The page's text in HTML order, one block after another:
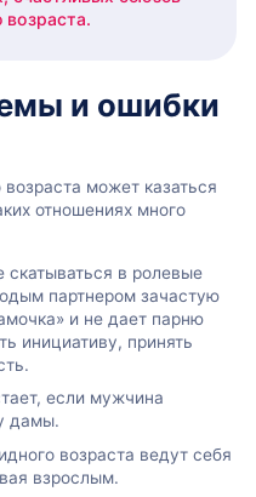
возраста.
и ошибки
может казаться
отношениях много
в ролевые
партнером зачастую
и не дает парню
инициативу, принять
если мужчина
дамы.
возраста ведут себя
взрослым.